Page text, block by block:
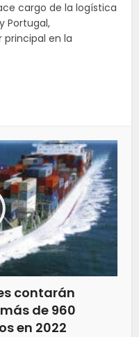
cargo de la logística
Portugal,
en la
contarán
de 960
en 2022